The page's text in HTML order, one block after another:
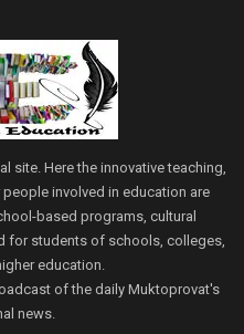
site. Here the innovative teaching,
involved in education are
based programs, cultural
for students of schools, colleges,
education.
of the daily Muktoprovat's
news.